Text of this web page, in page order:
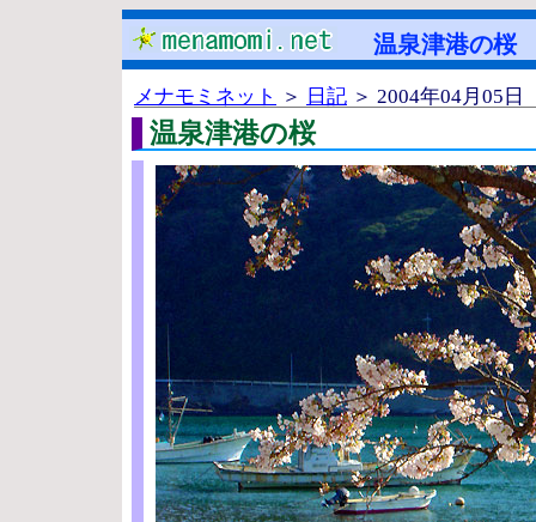
温泉津港の桜
メナモミネット ＞ 日記 ＞ 2004年04月05日
温泉津港の桜